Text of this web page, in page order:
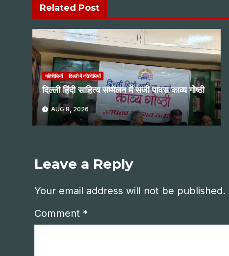
Related Post
गतिविधियाँ दिल्ली में गतिविधियाँ
दिल्ली हिंदी साहित्य सम्मेलन में सजी पावस काव्य गोष्ठी
AUG 8, 2026
Leave a Reply
Your email address will not be published.
Comment *